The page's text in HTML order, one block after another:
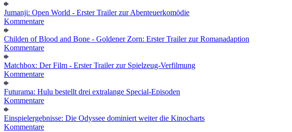
Jumanji: Open World - Erster Trailer zur Abenteuerkomödie
Kommentare
Childen of Blood and Bone - Goldener Zorn: Erster Trailer zur Romanadaption
Kommentare
Matchbox: Der Film - Erster Trailer zur Spielzeug-Verfilmung
Kommentare
Futurama: Hulu bestellt drei extralange Special-Episoden
Kommentare
Einspielergebnisse: Die Odyssee dominiert weiter die Kinocharts
Kommentare